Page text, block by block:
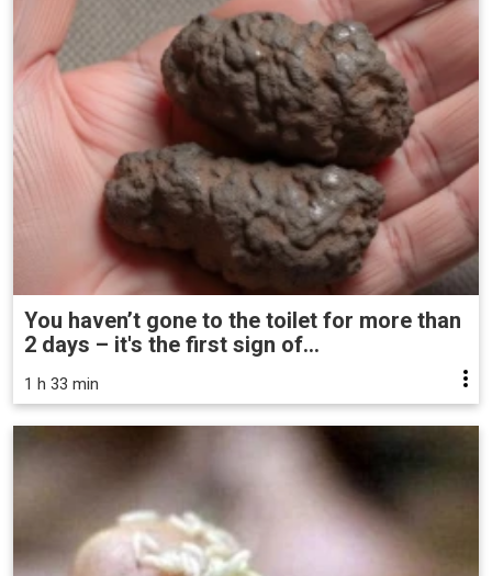
You haven’t gone to the toilet for more than
2 days – it's the first sign of...
1 h 33 min